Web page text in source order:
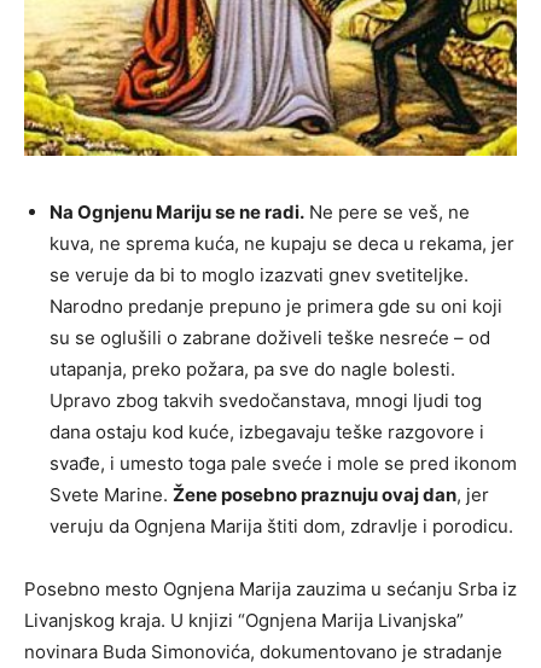
Na Ognjenu Mariju se ne radi. Ne pere se veš, ne
kuva, ne sprema kuća, ne kupaju se deca u rekama, jer
se veruje da bi to moglo izazvati gnev svetiteljke.
Narodno predanje prepuno je primera gde su oni koji
su se oglušili o zabrane doživeli teške nesreće – od
utapanja, preko požara, pa sve do nagle bolesti.
Upravo zbog takvih svedočanstava, mnogi ljudi tog
dana ostaju kod kuće, izbegavaju teške razgovore i
svađe, i umesto toga pale sveće i mole se pred ikonom
Svete Marine. Žene posebno praznuju ovaj dan, jer
veruju da Ognjena Marija štiti dom, zdravlje i porodicu.
Posebno mesto Ognjena Marija zauzima u sećanju Srba iz
Livanjskog kraja. U knjizi “Ognjena Marija Livanjska”
novinara Buda Simonovića, dokumentovano je stradanje